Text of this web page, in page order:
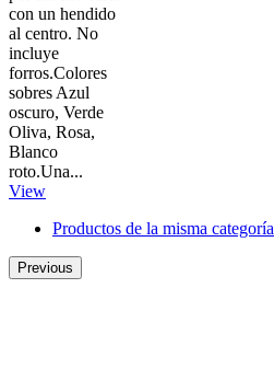
con un hendido
al centro. No
incluye
forros.Colores
sobres Azul
oscuro, Verde
Oliva, Rosa,
Blanco
roto.Una...
View
Productos de la misma categoría
Previous